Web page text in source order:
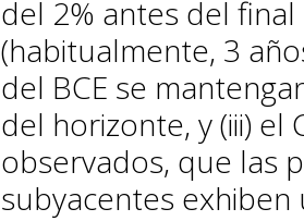
del 2% antes del
(habitualmente, 3
del BCE se
del horizonte, y (iii) el
observados, que las
subyacentes